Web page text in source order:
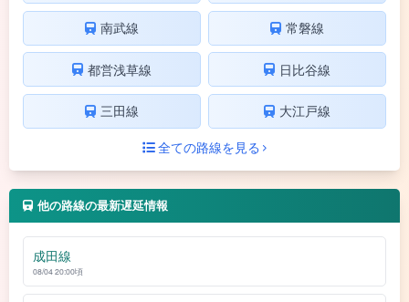
南武線 常磐線
都営浅草線 日比谷線
三田線
大江戸線
全ての路線を見る
他の路線の最新遅延情報
成田線
08/04 20:00頃